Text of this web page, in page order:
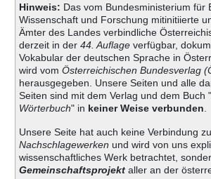
Hinweis: Das vom Bundesministerium für
Wissenschaft und Forschung mitinitiierte
Ämter des Landes verbindliche
derzeit in der 44. Auflageverfügbar,
Vokabular der deutschen Sprache in
wird vom Österreichischen Bundesverlag
herausgegeben. Unsere Seiten und alle
Seiten sind mit dem Verlag und dem Buch "
Wörterbuch" in keiner Weise verbunden
Unsere Seite hat auch keine Verbindung
Nachschlagewerken und wird von uns
wissenschaftliches Werk betrachtet,
Gemeinschaftsprojektaller an der